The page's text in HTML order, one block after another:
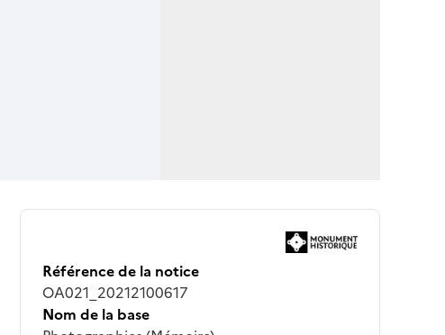
Référence de la notice
OA021_20212100617
Nom de la base